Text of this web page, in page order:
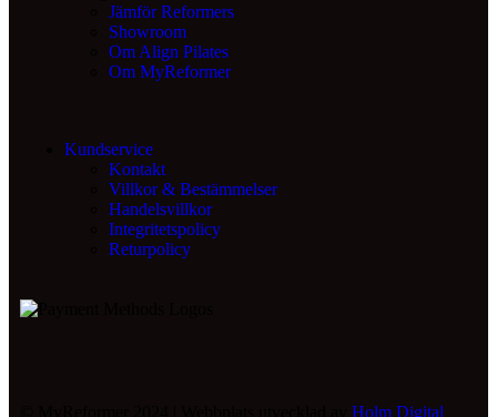
Jämför Reformers
Showroom
Om Align Pilates
Om MyReformer
Kundservice
Kontakt
Villkor & Bestämmelser
Handelsvillkor
Integritetspolicy
Returpolicy
Holm Digital